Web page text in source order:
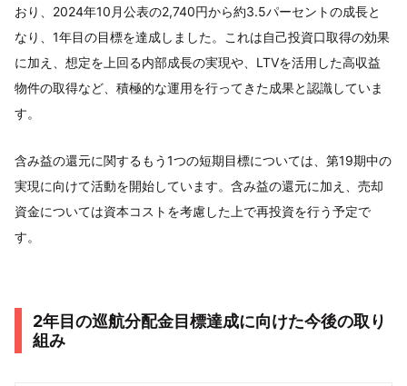
おり、2024年10月公表の2,740円から約3.5パーセントの成長と
なり、1年目の目標を達成しました。これは自己投資口取得の効果
に加え、想定を上回る内部成長の実現や、LTVを活用した高収益
物件の取得など、積極的な運用を行ってきた成果と認識していま
す。
含み益の還元に関するもう1つの短期目標については、第19期中の
実現に向けて活動を開始しています。含み益の還元に加え、売却
資金については資本コストを考慮した上で再投資を行う予定で
す。
2年目の巡航分配金目標達成に向けた今後の取り
組み